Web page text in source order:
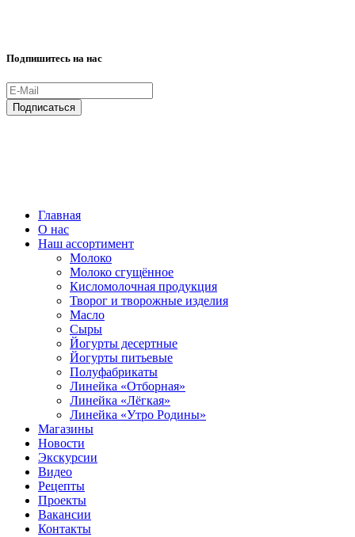
Подпишитесь на нас
Главная
О нас
Наш ассортимент
Молоко
Молоко сгущённое
Кисломолочная продукция
Творог и творожные изделия
Масло
Сыры
Йогурты десертные
Йогурты питьевые
Полуфабрикаты
Линейка «Отборная»
Линейка «Лёгкая»
Линейка «Утро Родины»
Магазины
Новости
Экскурсии
Видео
Рецепты
Проекты
Вакансии
Контакты